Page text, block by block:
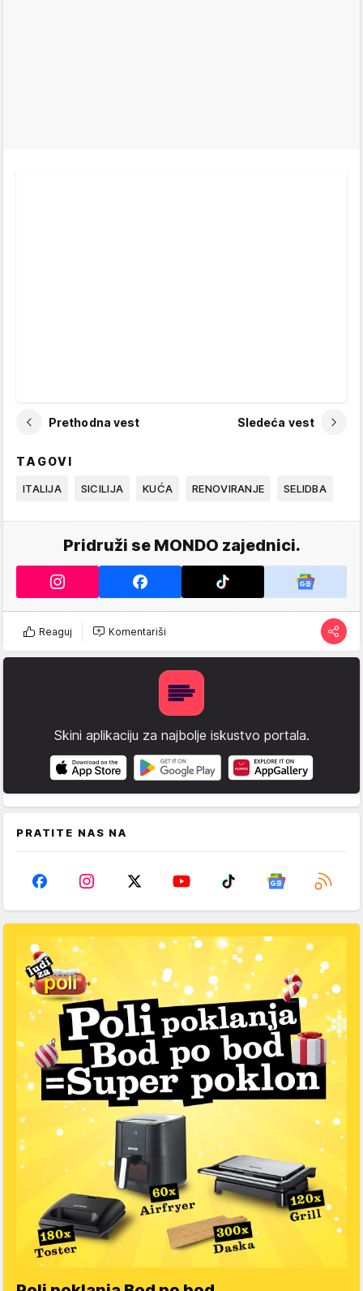
Prethodna vest Sledeća vest
TAGOVI
ITALIJA SICILIJA KUĆA RENOVIRANJE SELIDBA
Pridruži se MONDO zajednici.
Reaguj Komentariši
Skini aplikaciju za najbolje iskustvo portala.
PRATITE NAS NA